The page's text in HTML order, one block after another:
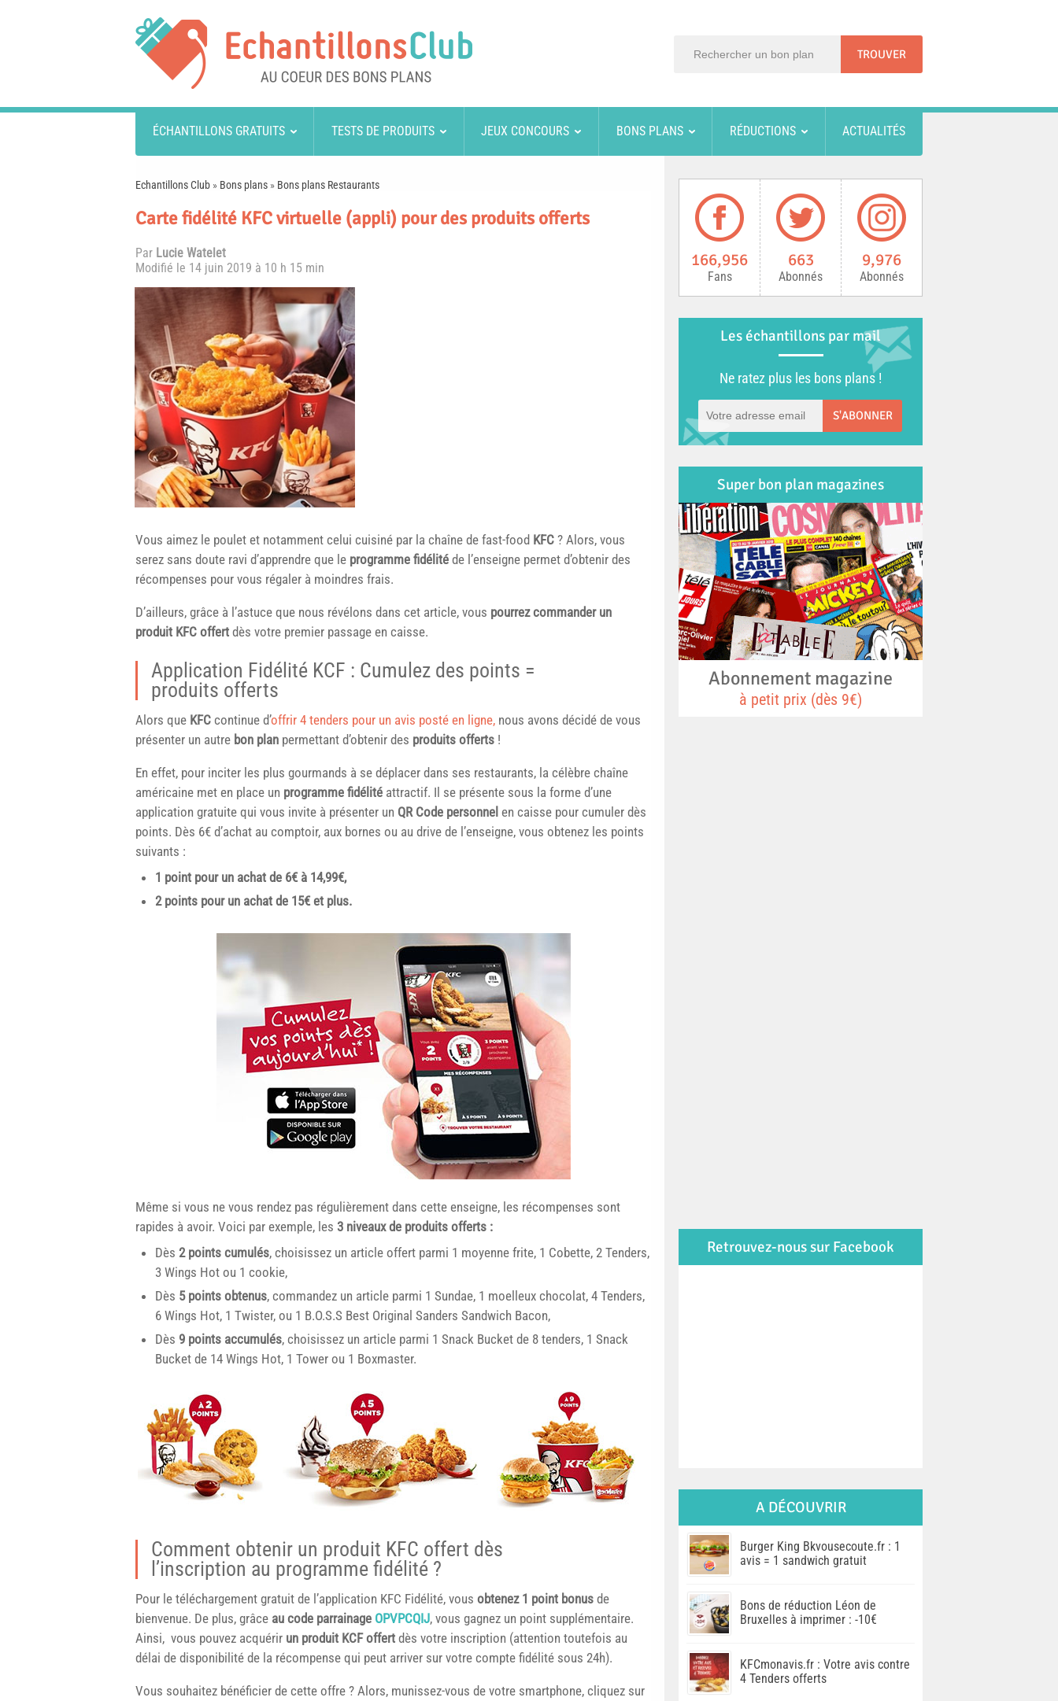
ÉCHANTILLONS GRATUITS TESTS DE PRODUITS JEUX CONCOURS BONS PLANS RÉDUCTIONS ACTUALITÉS
Echantillons Club » Bons plans » Bons plans Restaurants
Carte fidélité KFC virtuelle (appli) pour des produits offerts
Par Lucie Watelet
Modifié le 14 juin 2019 à 10 h 15 min
Vous aimez le poulet et notamment celui cuisiné par la chaîne de fast-food KFC ? Alors, vous
serez sans doute ravi d’apprendre que le programme fidélité de l’enseigne permet d’obtenir des
récompenses pour vous régaler à moindres frais.
D’ailleurs, grâce à l’astuce que nous révélons dans cet article, vous pourrez commander un
produit KFC offert dès votre premier passage en caisse.
Application Fidélité KCF : Cumulez des points =
produits offerts
Alors que KFC continue d’offrir 4 tenders pour un avis posté en ligne, nous avons décidé de vous
présenter un autre bon plan permettant d’obtenir des produits offerts !
En effet, pour inciter les plus gourmands à se déplacer dans ses restaurants, la célèbre chaîne
américaine met en place un programme fidélité attractif. Il se présente sous la forme d’une
application gratuite qui vous invite à présenter un QR Code personnel en caisse pour cumuler dès
points. Dès 6€ d’achat au comptoir, aux bornes ou au drive de l’enseigne, vous obtenez les points
suivants :
1 point pour un achat de 6€ à 14,99€,
2 points pour un achat de 15€ et plus.
Même si vous ne vous rendez pas régulièrement dans cette enseigne, les récompenses sont
rapides à avoir. Voici par exemple, les 3 niveaux de produits offerts :
Dès 2 points cumulés, choisissez un article offert parmi 1 moyenne frite, 1 Cobette, 2 Tenders,
3 Wings Hot ou 1 cookie,
Dès 5 points obtenus, commandez un article parmi 1 Sundae, 1 moelleux chocolat, 4 Tenders,
6 Wings Hot, 1 Twister, ou 1 B.O.S.S Best Original Sanders Sandwich Bacon,
Dès 9 points accumulés, choisissez un article parmi 1 Snack Bucket de 8 tenders, 1 Snack
Bucket de 14 Wings Hot, 1 Tower ou 1 Boxmaster.
Comment obtenir un produit KFC offert dès
l’inscription au programme fidélité ?
Pour le téléchargement gratuit de l’application KFC Fidélité, vous obtenez 1 point bonus de
bienvenue. De plus, grâce au code parrainage OPVPCQIJ, vous gagnez un point supplémentaire.
Ainsi, vous pouvez acquérir un produit KCF offert dès votre inscription (attention toutefois au
délai de disponibilité de la récompense qui peut arriver sur votre compte fidélité sous 24h).
Vous souhaitez bénéficier de cette offre ? Alors, munissez-vous de votre smartphone, cliquez sur
166,956
Fans
663
Abonnés
9,976
Abonnés
Les échantillons par mail
Ne ratez plus les bons plans !
S'ABONNER
Super bon plan magazines
Abonnement magazine
à petit prix (dès 9€)
Retrouvez-nous sur Facebook
A DÉCOUVRIR
Burger King Bkvousecoute.fr : 1
avis = 1 sandwich gratuit
Bons de réduction Léon de
Bruxelles à imprimer : -10€
KFCmonavis.fr : Votre avis contre
4 Tenders offerts